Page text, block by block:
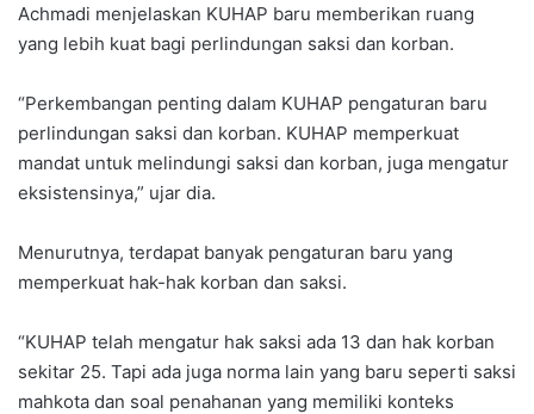
Achmadi menjelaskan KUHAP baru memberikan ruang
yang lebih kuat bagi perlindungan saksi dan korban.
“Perkembangan penting dalam KUHAP pengaturan baru
perlindungan saksi dan korban. KUHAP memperkuat
mandat untuk melindungi saksi dan korban, juga mengatur
eksistensinya,” ujar dia.
Menurutnya, terdapat banyak pengaturan baru yang
memperkuat hak-hak korban dan saksi.
“KUHAP telah mengatur hak saksi ada 13 dan hak korban
sekitar 25. Tapi ada juga norma lain yang baru seperti saksi
mahkota dan soal penahanan yang memiliki konteks